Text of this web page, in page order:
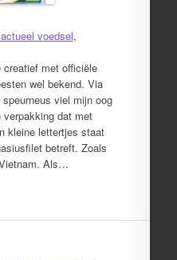
voedsel,
met officiële
wel bekend. Via
viel mijn oog
verpakking dat met
kleine lettertjes staat
betreft. Zoals
Als…